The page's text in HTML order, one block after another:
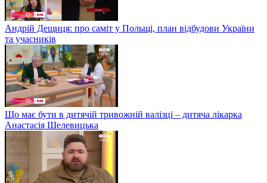
Андрій Дещиця: про саміт у Польщі, план відбудови України
та учасників
Що має бути в дитячій тривожній валізці – дитяча лікарка
Анастасія Шелевицька